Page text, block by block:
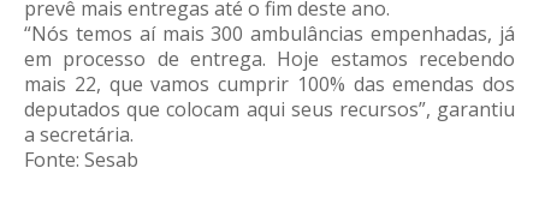
prevê mais entregas até o fim deste ano.
“Nós temos aí mais 300 ambulâncias empenhadas, já
em processo de entrega. Hoje estamos recebendo
mais 22, que vamos cumprir 100% das emendas dos
deputados que colocam aqui seus recursos”, garantiu
a secretária.
Fonte: Sesab